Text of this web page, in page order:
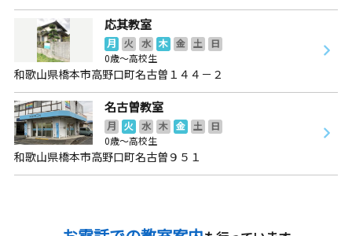
応其教室
月 火 水 木 金 土
日
0歳～高校生
和歌山県橋本市高野口町名古曽１４４－２
名古曽教室
月 火 水 木 金 土
日
0歳～高校生
和歌山県橋本市高野口町名古曽９５１